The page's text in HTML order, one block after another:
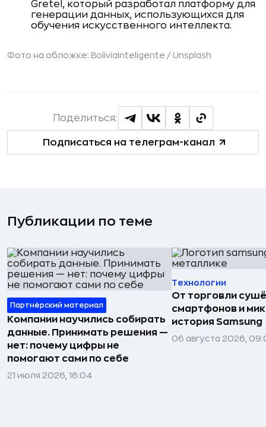
Gretel, который разработал платформу для
генерации данных, использующихся для
обучения искусственного интеллекта.
Фото на обложке: BoliviaInteligente / Unsplash
Подписаться на телеграм-канал
Поделиться:
Публикации по теме
Партнёрский материал
Компании научились собирать
данные. Принимать решения —
нет: почему цифры не
помогают сами по себе
21 июля 2026, 16:04
Технологии
От торговли
смартфонов и
история Samsung
06 августа 2026,